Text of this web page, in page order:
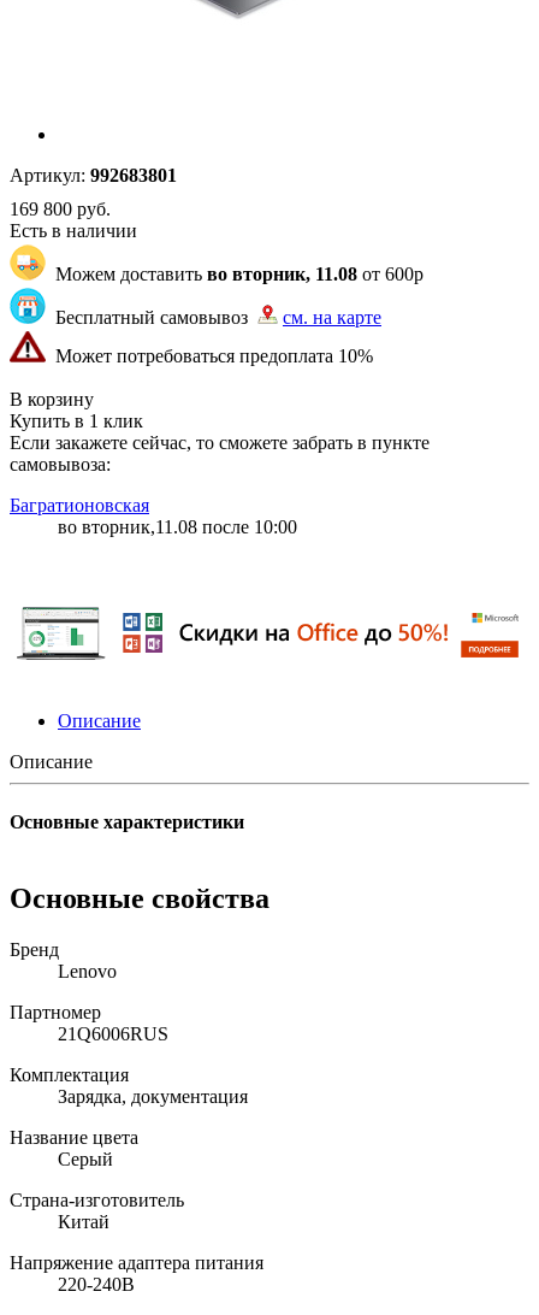
Артикул: 992683801
169 800 руб.
Есть в наличии
Можем доставить во вторник, 11.08 от 600р
Бесплатный самовывоз
см. на карте
Может потребоваться предоплата 10%
В корзину
Купить в 1 клик
Если закажете сейчас, то сможете забрать в пункте
самовывоза:
Багратионовская
во вторник,11.08 после 10:00
Описание
Описание
Основные характеристики
Основные свойства
Бренд
Lenovo
Партномер
21Q6006RUS
Комплектация
Зарядка, документация
Название цвета
Серый
Страна-изготовитель
Китай
Напряжение адаптера питания
220-240В